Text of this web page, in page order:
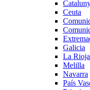
Ceuta
Galicia
La Rioja
Melilla
Navarra
País